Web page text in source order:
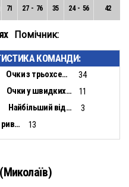
71 27 - 76 35 24 - 56 42
Помічник:
КОМАНДИ:
Очки з трьохсекундної зони:
34
Очки у швидких відривах:
11
Найбільший відрив:
3
Найбільший ривок:
13